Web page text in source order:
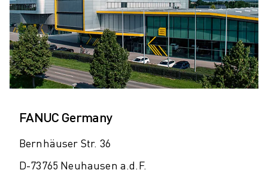
FANUC Germany
Bernhäuser Str. 36
D-73765 Neuhausen a.d.F.